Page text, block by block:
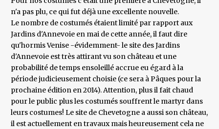
n'a pas plu, ce qui fut déjà une excellente nouvelle.
Le nombre de costumés étaient limité par rapport aux
Jardins d'Annevoie en mai de cette année, il faut dire
qu'hormis Venise -évidemment- le site des Jardins
d'Annevoie est très attirant vu son château et une
probabilité de temps ensoleillé accrue eu égard à la
période judicieusement choisie (ce sera à Pâques pour la
prochaine édition en 2014). Attention, plus il fait chaud
pour le public plus les costumés souffrent le martyr dans
leurs costumes! Le site de Chevetogne a aussi son château,
il est actuellement en travaux mais heureusement cela ne